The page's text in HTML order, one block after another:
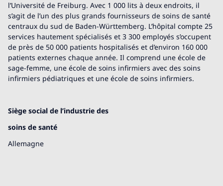
l’Université de Freiburg. Avec 1 000 lits à deux endroits, il
s’agit de l’un des plus grands fournisseurs de soins de santé
centraux du sud de Baden-Württemberg. L’hôpital compte 25
services hautement spécialisés et 3 300 employés s’occupent
de près de 50 000 patients hospitalisés et d’environ 160 000
patients externes chaque année. Il comprend une école de
sage-femme, une école de soins infirmiers avec des soins
infirmiers pédiatriques et une école de soins infirmiers.
Siège social de l’industrie des
soins de santé
Allemagne